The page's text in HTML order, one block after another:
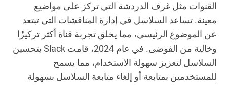
القنوات مثل غرف الدردشة التي تركز على مواضيع
معينة. تساعد السلاسل في إدارة المناقشات التي تبتعد
عن الموضوع الرئيسي، مما يخلق تجربة قناة أكثر تركيزًا
وخالية من الفوضى. في عام 2024، قامت Slack بتحسين
السلاسل لتعزيز سهولة الاستخدام، مما يسمح
للمستخدمين بمتابعة أو إلغاء متابعة السلاسل بسهولة